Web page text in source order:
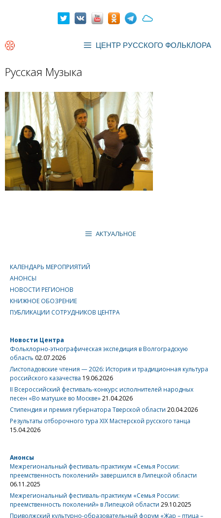
ЦЕНТР РУССКОГО ФОЛЬКЛОРА
Русская Музыка
АКТУАЛЬНОЕ
КАЛЕНДАРЬ МЕРОПРИЯТИЙ
АНОНСЫ
НОВОСТИ РЕГИОНОВ
КНИЖНОЕ ОБОЗРЕНИЕ
ПУБЛИКАЦИИ СОТРУДНИКОВ ЦЕНТРА
Новости Центра
Фольклорно-этнографическая экспедиция в Волгоградскую
область 02.07.2026
Листопадовские чтения — 2026: История и традиционная культура
российского казачества 19.06.2026
II Всероссийский фестиваль-конкурс исполнителей народных
песен «Во матушке во Москве»21.04.2026
Стипендия и премия губернатора Тверской области 20.04.2026
Результаты отборочного тура XIX Мастерской русского танца
15.04.2026
Анонсы
Межрегиональный фестиваль-практикум «Семья России:
преемственность поколений» завершился в Липецкой области
06.11.2025
Межрегиональный фестиваль-практикум «Семья России:
преемственность поколений» в Липецкой области 29.10.2025
Приволжский культурно-образовательный форум «Жар – птица –